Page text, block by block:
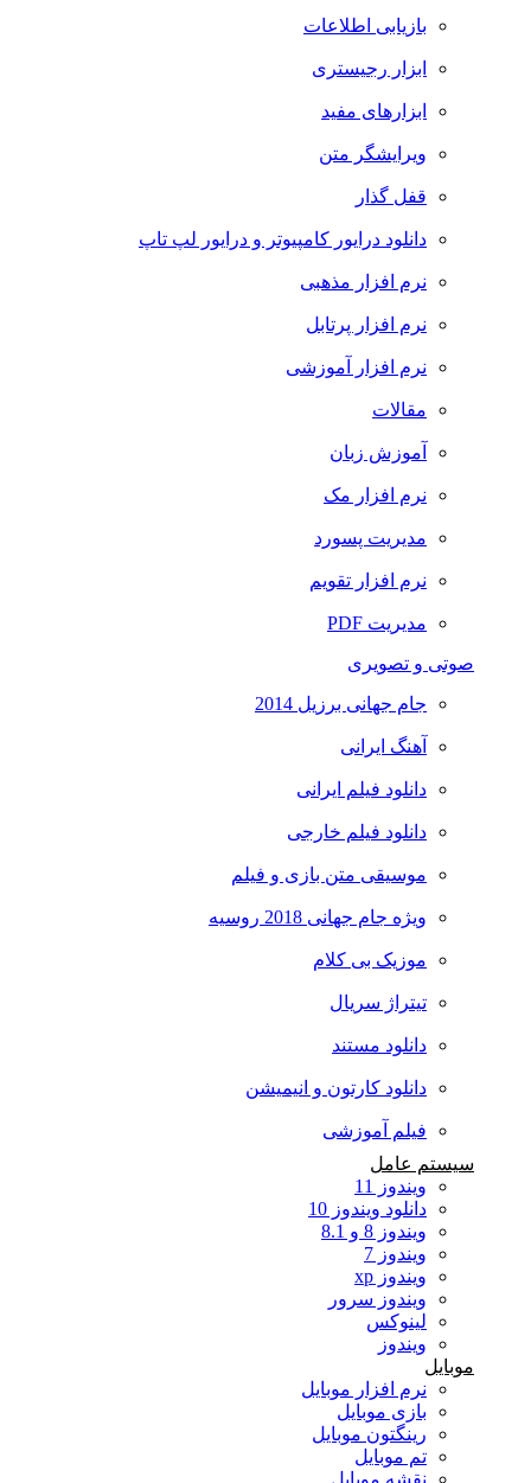
بازیابی اطلاعات
ابزار رجیستری
ابزارهای مفید
ویرایشگر متن
قفل گذار
دانلود درایور کامپیوتر و درایور لپ تاپ
نرم افزار مذهبی
نرم افزار پرتابل
نرم افزار آموزشی
مقالات
آموزش زبان
نرم افزار مک
مدیریت پسورد
نرم افزار تقویم
مدیریت PDF
صوتی و تصویری
جام جهانی برزیل 2014
آهنگ ایرانی
دانلود فیلم ایرانی
دانلود فیلم خارجی
موسیقی متن بازی و فیلم
ویژه جام جهانی 2018 روسیه
موزیک بی کلام
تیتراژ سریال
دانلود مستند
دانلود کارتون و انیمیشن
فیلم آموزشی
سیستم عامل
ویندوز 11
دانلود ویندوز 10
ویندوز 8 و 8.1
ویندوز 7
ویندوز xp
ویندوز سرور
لینوکس
ویندوز
موبایل
نرم افزار موبایل
بازی موبایل
رینگتون موبایل
تم موبایل
نقشه موبایل